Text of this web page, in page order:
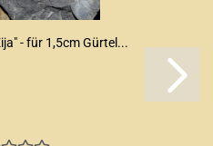
- für 1,5cm Gürtel...